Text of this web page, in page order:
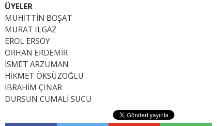
ÜYELER
MUHİTTİN BOŞAT
MURAT ILGAZ
EROL ERSOY
ORHAN ERDEMİR
İSMET ARZUMAN
HİKMET ÖKSÜZOĞLU
İBRAHİM ÇINAR
DURSUN CUMALİ SUCU